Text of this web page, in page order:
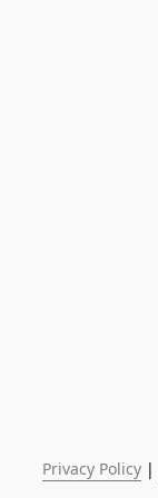
Privacy Policy |